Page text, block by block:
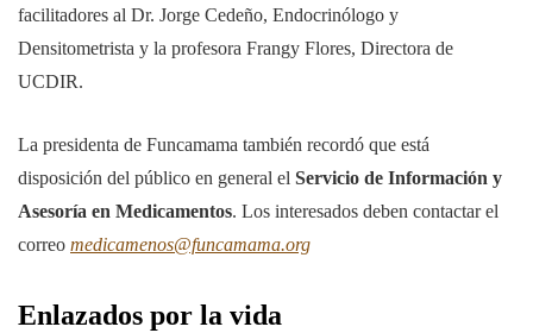
facilitadores al Dr. Jorge Cedeño, Endocrinólogo y
Densitometrista y la profesora Frangy Flores, Directora de
UCDIR.
La presidenta de Funcamama también recordó que está
disposición del público en general el Servicio de Información y
Asesoría en Medicamentos. Los interesados deben contactar el
correo medicamenos@funcamama.org
Enlazados por la vida